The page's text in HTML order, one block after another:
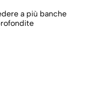
a più banche